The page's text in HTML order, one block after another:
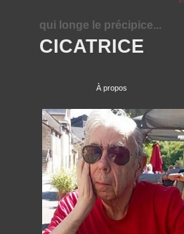
CICATRICE
qui longe le précipice...
À propos